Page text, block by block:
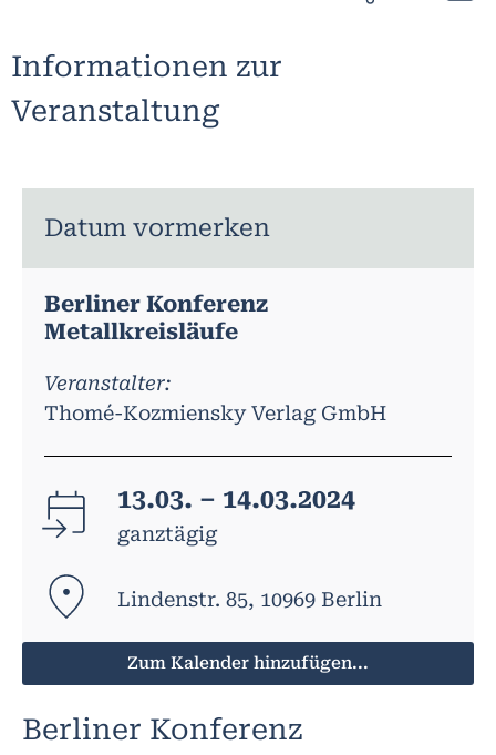
Informationen zur
Veranstaltung
Datum vormerken
Berliner Konferenz
Metallkreisläufe
Veranstalter:
Thomé-Kozmiensky Verlag GmbH
13.03. – 14.03.2024
ganztägig
Lindenstr. 85, 10969 Berlin
Zum Kalender hinzufügen...
Berliner Konferenz